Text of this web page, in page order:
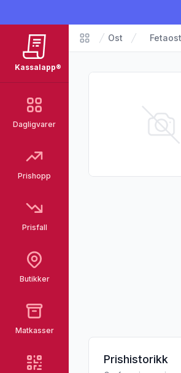
Kassalapp®
Dagligvarer
Prishopp
Prisfall
Butikker
Matkasser
Matvarer
Ost Fetaost
Prishistorikk